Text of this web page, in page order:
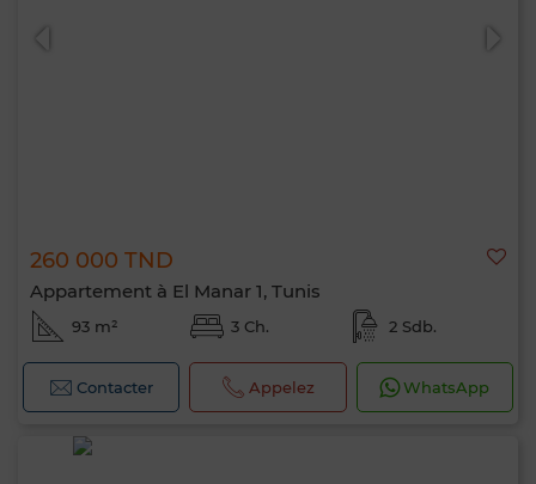
260 000 TND
Appartement à El Manar 1, Tunis
93 m² 3 Ch. 2 Sdb.
Contacter Appelez WhatsApp